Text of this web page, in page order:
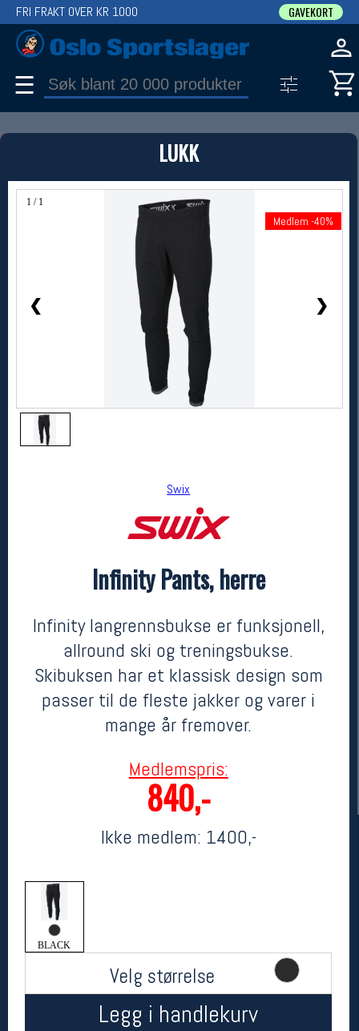
LUKK
1 / 1
❮ ❯
Medlem -40%
Swix
Infinity Pants, herre
Infinity langrennsbukse er funksjonell,
allround ski og treningsbukse.
Skibuksen har et klassisk design som
passer til de fleste jakker og varer i
mange år fremover.
Medlemspris:
840,-
Ikke medlem: 1400,-
BLACK
Velg størrelse
Legg i handlekurv
FRI FRAKT OVER KR 1000 GAVEKORT
☰
PRODUKT
Produkter (1)
Bruk filter til å spisse søket
Swix
1400,- MEDLEM: 840,-
Her finner du oss
Oslo Sportslager
Torggata 20
Telefon: 23 32 62 00
(telefontid man-fredag klokken 10-13)